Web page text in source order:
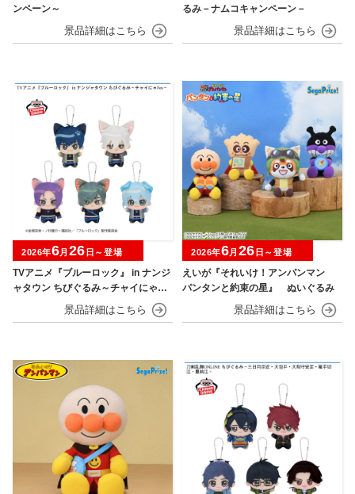
ンペーン～
るみ－ナムコキャンペーン－
TVアニメ『ブルーロック』 in ナンジ
ャタウン ちびぐるみ～チャイにゃFe
2026年6月 26 日～登場
えいが『それいけ！アンパンマン
パンタンと約束の星』 ぬいぐるみ
2026年6月 26 日～登場